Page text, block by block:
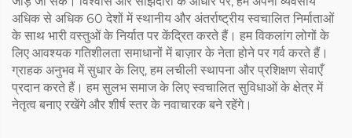
अधिक से अधिक 60 देशों में स्थानीय और अंतर्राष्ट्रीय स्वचालित निर्माताओं
के साथ भारी वस्तुओं के निर्यात पर केंद्रित करते हैं। हम विकलांग लोगों के
लिए आवश्यक गतिशीलता समाधानों में बाज़ार के नेता होने पर गर्व करते हैं।
ग्राहक अनुभव में सुधार के लिए, हम लचीली स्थापना और प्रशिक्षण सेवाएँ
प्रदान करते हैं। हम सुलभ समाज के लिए स्वचालित सुविधाओं के क्षेत्र में
नेतृत्व बनाए रखेंगे और शीर्ष स्तर के नवाचारक बने रहेंगे।